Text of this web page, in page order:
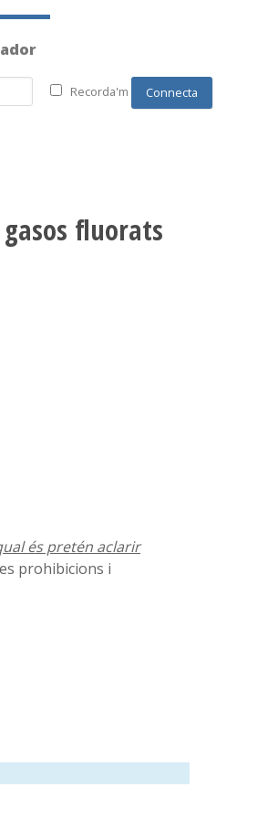
Recorda'm
fluorats
és pretén aclarir
prohibicions i